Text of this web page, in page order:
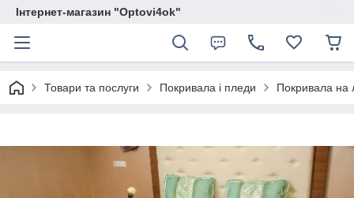
Інтернет-магазин "Optovi4ok"
Товари та послуги Покривала і пледи Покривала на